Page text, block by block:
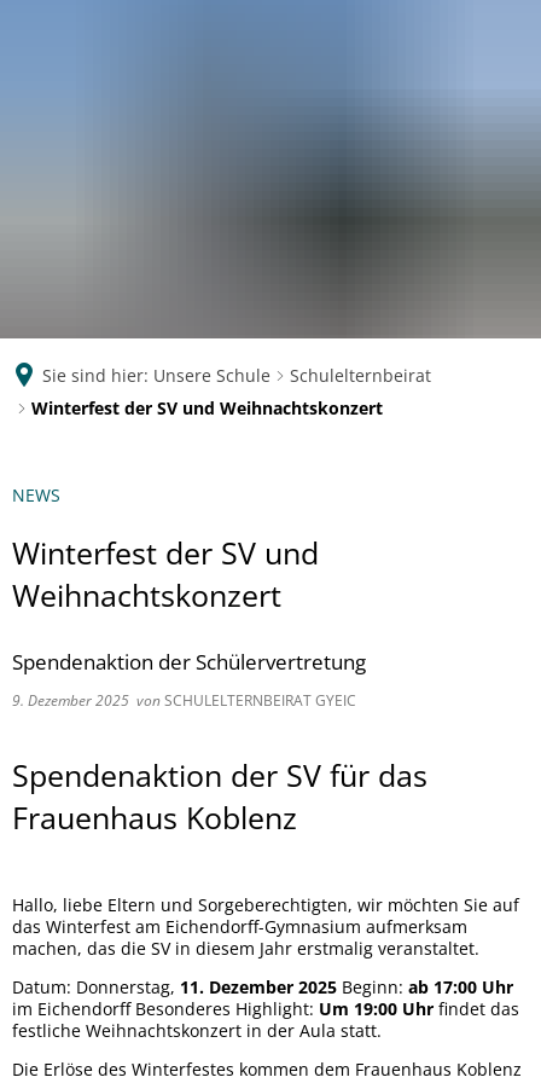
Sie sind hier: Unsere Schule
Schulelternbeirat
Winterfest der SV und Weihnachtskonzert
NEWS
Winterfest der SV und
Weihnachtskonzert
Spendenaktion der Schülervertretung
9. Dezember 2025 vonSCHULELTERNBEIRAT GYEIC
Spendenaktion der SV für das
Frauenhaus Koblenz
Hallo, liebe Eltern und Sorgeberechtigten, wir möchten Sie auf
das Winterfest am Eichendorff-Gymnasium aufmerksam
machen, das die SV in diesem Jahr erstmalig veranstaltet.
Datum: Donnerstag, 11. Dezember 2025 Beginn: ab 17:00 Uhr
im Eichendorff Besonderes Highlight: Um 19:00 Uhr findet das
festliche Weihnachtskonzert in der Aula statt.
Die Erlöse des Winterfestes kommen dem Frauenhaus Koblenz